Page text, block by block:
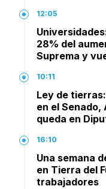
12:05
28% del
Suprema y
10:11
Ley de
en el Senado,
queda en
16:10
Una semana
en Tierra del
trabajadores